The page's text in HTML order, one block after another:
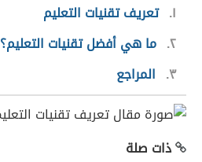
١ تعريف تقنيات التعليم
٢ ما هي أفضل تقنيات التعليم؟
٣
المراجع
ذات صلة